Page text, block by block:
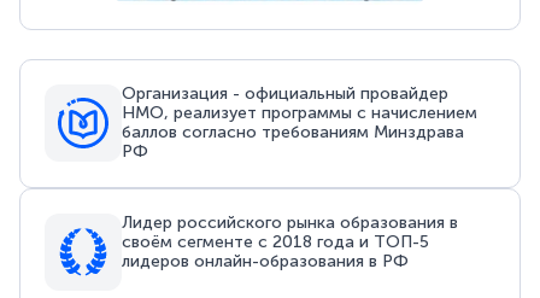
Организация - официальный провайдер
НМО, реализует программы с начислением
баллов согласно требованиям Минздрава
РФ
Лидер российского рынка образования в
своём сегменте с 2018 года и ТОП-5
лидеров онлайн-образования в РФ